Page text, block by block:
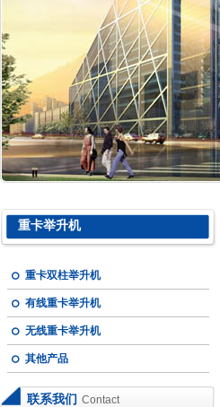
重卡举升机
重卡双柱举升机
有线重卡举升机
无线重卡举升机
其他产品
联系我们 Contact